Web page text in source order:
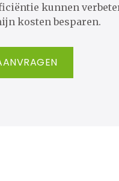
kunnen
kosten besparen.